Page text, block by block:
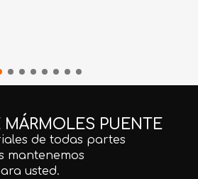
MÁRMOLES PUENTE
de todas partes
mantenemos
usted.